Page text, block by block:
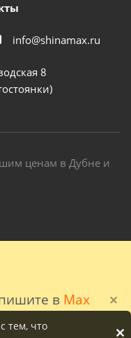
в Max
info@shinamax.ru
8
ценам в Дубне и
тем, что